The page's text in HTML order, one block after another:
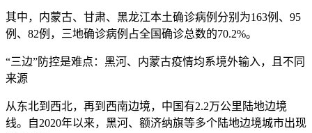
其中，内蒙古、甘肃、黑龙江本土确诊病例分别为163例、95
例、82例，三地确诊病例占全国确诊总数的70.2%。
“三边”防控是难点：黑河、内蒙古疫情均系境外输入，且不同
来源
从东北到西北，再到西南边境，中国有2.2万公里陆地边境
线。自2020年以来，黑河、额济纳旗等多个陆地边境城市出现